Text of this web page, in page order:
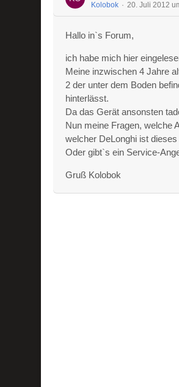
Kolobok 20. Juli 2012
Hallo in`s Forum,
ich habe mich hier
Meine inzwischen 4 Jahre
2 der unter dem Boden
hinterlässt.
Da das Gerät ansonsten
Nun meine Fragen, welche
welcher DeLonghi ist
Oder gibt`s ein Service-
Gruß Kolobok